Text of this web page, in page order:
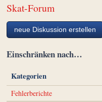
Skat-Forum
neue Diskussion erstellen
Einschränken nach…
Kategorien
Fehlerberichte